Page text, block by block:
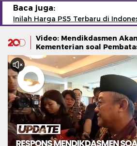
Baca juga:
Inilah Harga PS5 Terbaru di
Video: Mendikdasmen
Kementerian soal